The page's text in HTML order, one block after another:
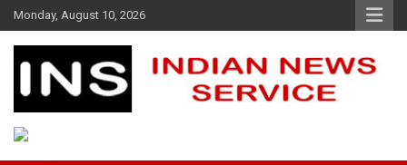
Skip
to
content
Monday, August 10, 2026
Indian News Service